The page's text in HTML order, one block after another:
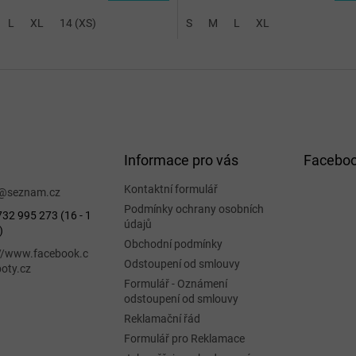
L XL 14 (XS) S M L XL
seznam.cz
995 273 (16 - 1
www.facebook.c
Informace pro vás
Kontaktní formulář
Podmínky ochrany osobních
údajů
Obchodní podmínky
Odstoupení od smlouvy
Formulář - Oznámení
odstoupení od smlouvy
Reklamační řád
Formulář pro Reklamace